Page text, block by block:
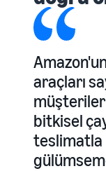
araçları
bitkisel
teslimatla